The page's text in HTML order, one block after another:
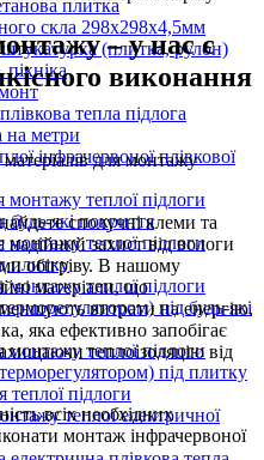
плитка
скла 298х298х4,5мм
(плитка, рулон)
тепла підлога
на метри
інфрачервоної плівкової
теплої підлоги
будь-які покриття
теплої підлоги
плитку
теплої підлоги
під будь-які
теплої підлоги
під плитку
теплої підлоги
теплої електричної
– у нас є
виконання
для монтажу
сполучні клеми та
надійний захист від вологи
обігріву. В нашому
матеріали, що
витрати на енергію.
яка ефективно запобігає
теплоізоляцію від
всіх необхідних
монтаж інфрачервоної